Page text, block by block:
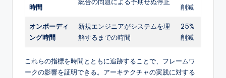
時間 削減
オンボーディ
ング時間
新規エンジニアがシステムを理
解するまでの時間
25%
削減
これらの指標を時間とともに追跡することで、フレームワ
ークの影響を証明できる。アーキテクチャの実践に対する